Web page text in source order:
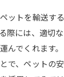
ットを輸送す
際には、適切
んでくれます
で、ペットの